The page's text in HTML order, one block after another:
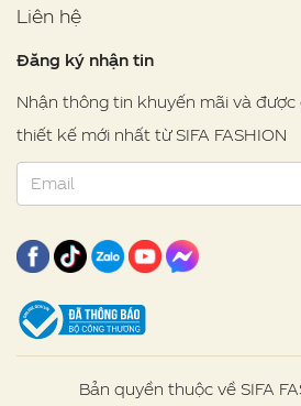
Liên hệ
Đăng ký nhận tin
Nhận thông tin khuyến mãi và
thiết kế mới nhất từ SIFA FASHION
Bản quyền thuộc về SIFA